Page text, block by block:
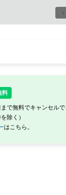
1
料
無料でキャンセルで
除く）
はこちら。